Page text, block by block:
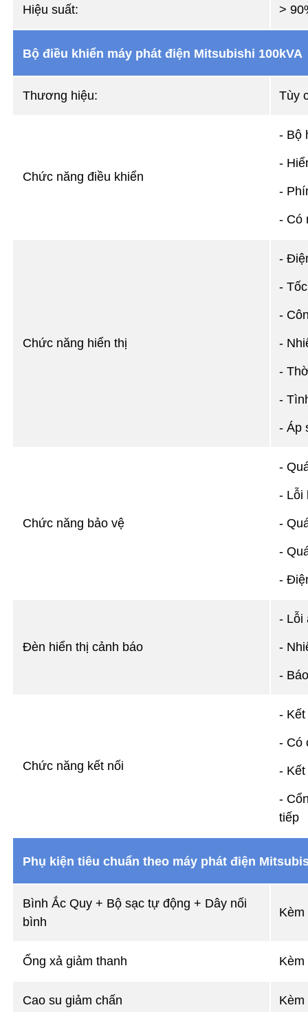
Hiệu suất: >
Bộ điều khiển máy phát điện Mitsubishi 100kVA
Thương hiệu: Tùy
Chức năng điều khiển
- Bộ
-
-
- Có
Chức năng hiển thị
-
-
-
-
-
-
- Áp
Chức năng bảo vệ
-
- Lỗi
-
-
-
Đèn hiển thị cảnh báo
- Lỗi
-
-
Chức năng kết nối
-
- Có
-
-
tiếp
Phụ kiện tiêu chuẩn theo máy phát điện
Bình Ắc Quy + Bộ sạc tự động + Dây nối
bình
Kèm
Ống xả giảm thanh Kèm
Cao su giảm chấn Kèm